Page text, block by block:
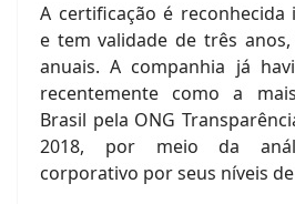
A certificação é reconhecida
e tem validade de três
anuais. A companhia já
recentemente como a
Brasil pela ONG
2018, por meio da
corporativo por seus níveis